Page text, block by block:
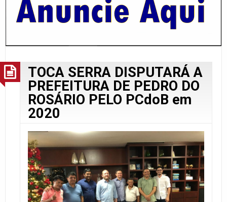
TOCA SERRA DISPUTARÁ A
PREFEITURA DE PEDRO DO
ROSÁRIO PELO PCdoB em
2020